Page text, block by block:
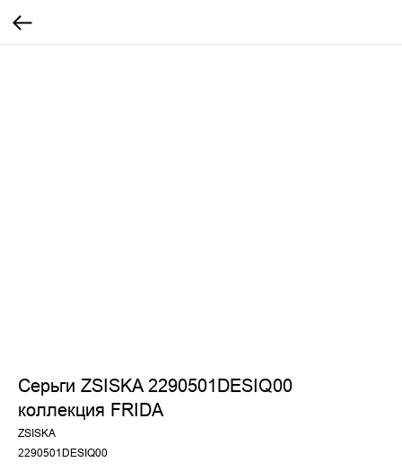
Серьги ZSISKA 2290501DESIQ00
коллекция FRIDA
ZSISKA
2290501DESIQ00